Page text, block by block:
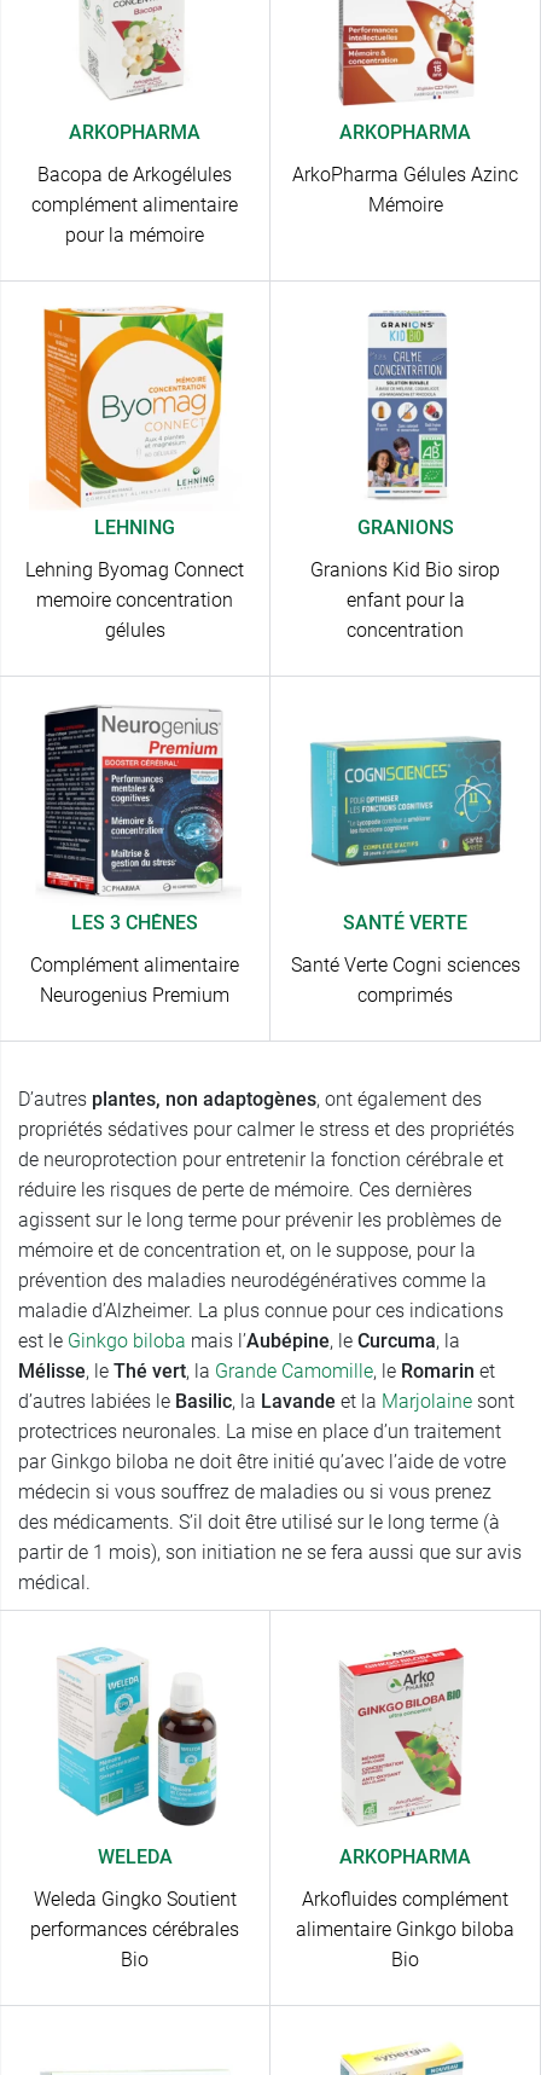
ARKOPHARMA
Bacopa de Arkogélules
complément alimentaire
pour la mémoire
ARKOPHARMA
ArkoPharma Gélules Azinc
Mémoire
LEHNING
Lehning Byomag Connect
memoire concentration
gélules
GRANIONS
Granions Kid Bio sirop
enfant pour la
concentration
LES 3 CHÊNES
Complément alimentaire
Neurogenius Premium
SANTÉ VERTE
Santé Verte Cogni sciences
comprimés
D’autres plantes, non adaptogènes, ont également des
propriétés sédatives pour calmer le stress et des propriétés
de neuroprotection pour entretenir la fonction cérébrale et
réduire les risques de perte de mémoire. Ces dernières
agissent sur le long terme pour prévenir les problèmes de
mémoire et de concentration et, on le suppose, pour la
prévention des maladies neurodégénératives comme la
maladie d’Alzheimer. La plus connue pour ces indications
est le Ginkgo biloba mais l’Aubépine, le Curcuma, la
Mélisse, le Thé vert, la Grande Camomille, le Romarin et
d’autres labiées le Basilic, la Lavande et la Marjolaine sont
protectrices neuronales. La mise en place d’un traitement
par Ginkgo biloba ne doit être initié qu’avec l’aide de votre
médecin si vous souffrez de maladies ou si vous prenez
des médicaments. S’il doit être utilisé sur le long terme (à
partir de 1 mois), son initiation ne se fera aussi que sur avis
médical.
WELEDA
Weleda Gingko Soutient
performances cérébrales
Bio
ARKOPHARMA
Arkofluides complément
alimentaire Ginkgo biloba
Bio